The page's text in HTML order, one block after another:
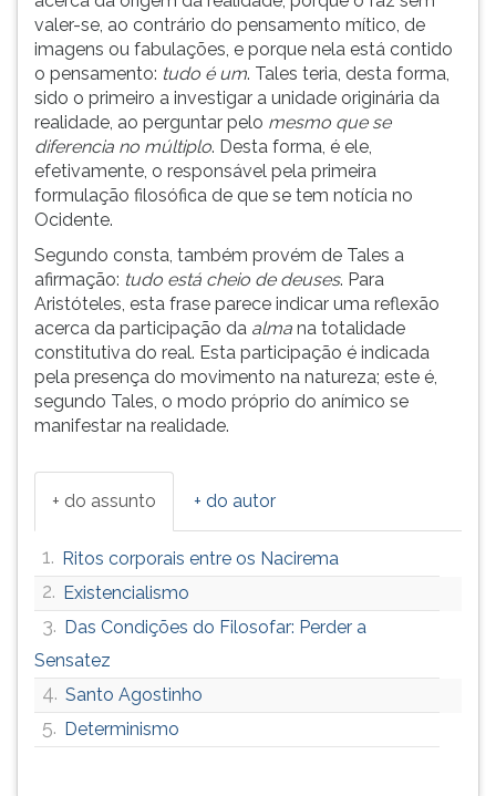
valer-se, ao contrário do pensamento mítico, de
imagens ou fabulações, e porque nela está contido
o pensamento: tudo é um. Tales teria, desta forma,
sido o primeiro a investigar a unidade originária da
realidade, ao perguntar pelo mesmo que se
diferencia no múltiplo. Desta forma, é ele,
efetivamente, o responsável pela primeira
formulação filosófica de que se tem notícia no
Ocidente.
Segundo consta, também provém de Tales a
afirmação: tudo está cheio de deuses. Para
Aristóteles, esta frase parece indicar uma reflexão
acerca da participação da alma na totalidade
constitutiva do real. Esta participação é indicada
pela presença do movimento na natureza; este é,
segundo Tales, o modo próprio do anímico se
manifestar na realidade.
+ do assunto + do autor
1. Ritos corporais entre os Nacirema
2. Existencialismo
3. Das Condições do Filosofar: Perder a
Sensatez
4. Santo Agostinho
5. Determinismo